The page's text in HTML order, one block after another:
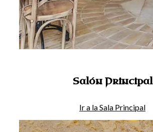
Salón Principal
Ir a la Sala Principal